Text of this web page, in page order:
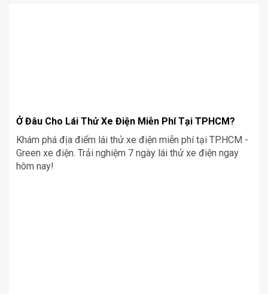
Ở Đâu Cho Lái Thử Xe Điện Miễn Phí Tại TPHCM?
Khám phá địa điểm lái thử xe điện miễn phí tại TP.HCM -
Green xe điện. Trải nghiệm 7 ngày lái thử xe điện ngay
hôm nay!